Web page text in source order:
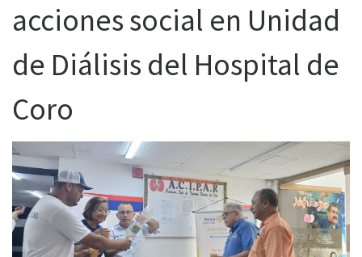
acciones social en Unidad
de Diálisis del Hospital de
Coro